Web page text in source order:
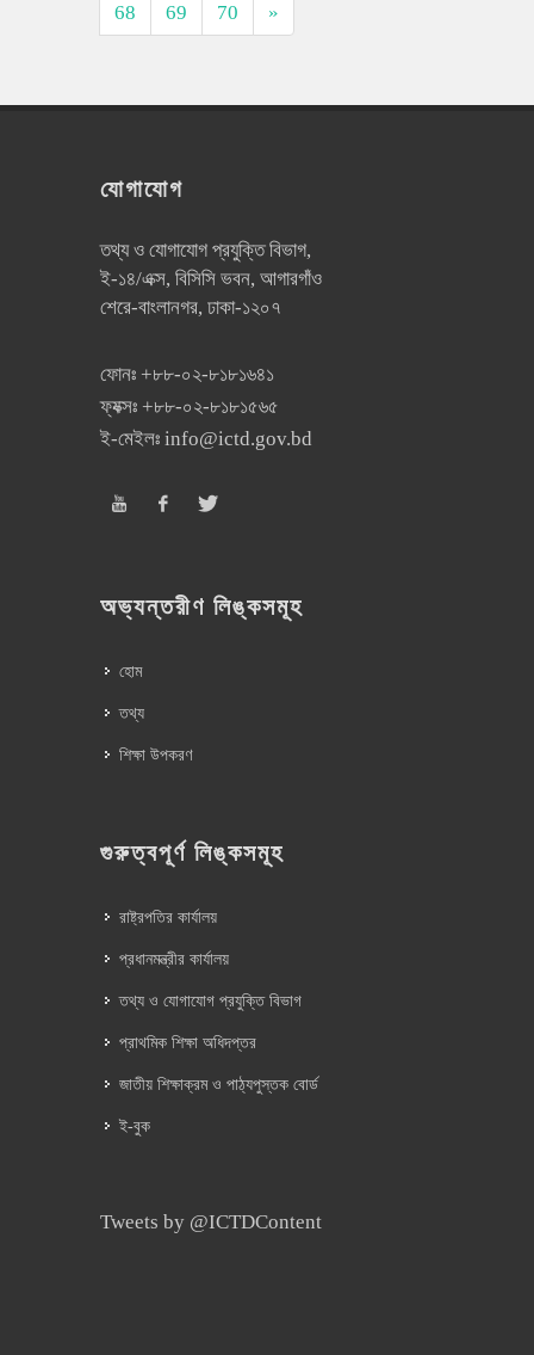
68
69 70 »
যোগাযোগ
তথ্য ও যোগাযোগ প্রযুক্তি বিভাগ,
ই-১৪/এক্স, বিসিসি ভবন, আগারগাঁও
শেরে-বাংলানগর, ঢাকা-১২০৭
ফোনঃ +৮৮-০২-৮১৮১৬৪১
ফ্যক্সঃ +৮৮-০২-৮১৮১৫৬৫
ই-মেইলঃ info@ictd.gov.bd
অভ্যন্তরীণ লিঙ্কসমূহ
হোম
তথ্য
শিক্ষা উপকরণ
গুরুত্বপূর্ণ লিঙ্কসমূহ
রাষ্ট্রপতির কার্যালয়
প্রধানমন্ত্রীর কার্যালয়
তথ্য ও যোগাযোগ প্রযুক্তি বিভাগ
প্রাথমিক শিক্ষা অধিদপ্তর
জাতীয় শিক্ষাক্রম ও পাঠ্যপুস্তক বোর্ড
ই-বুক
Tweets by @ICTDContent